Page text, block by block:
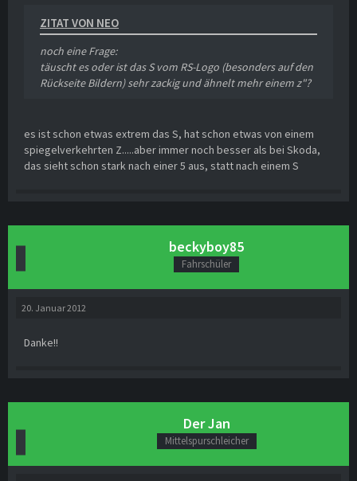
ZITAT VON NEO
noch eine Frage:
täuscht es oder ist das S vom RS-Logo (besonders auf den
Rückseite Bildern) sehr zackig und ähnelt mehr einem z"?
es ist schon etwas extrem das S, hat schon etwas von einem
spiegelverkehrten Z.....aber immer noch besser als bei Skoda,
das sieht schon stark nach einer 5 aus, statt nach einem S
beckyboy85
Fahrschüler
20. Januar 2012
Danke!!
Der Jan
Mittelspurschleicher